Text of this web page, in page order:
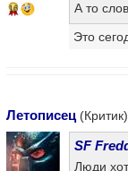
16
А то
Это
Летописец
SF
Люди